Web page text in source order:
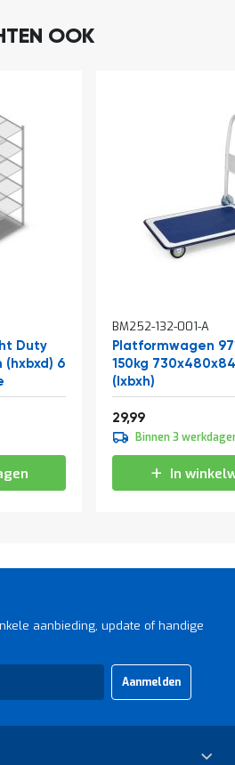
OOK
Duty
(hxbxd) 6
BM252-132-001-A
Platformwagen
150kg
(lxbxh)
29,99
winkelwagen
Binnen 3
In
aanbieding, update of handige
Aanmelden